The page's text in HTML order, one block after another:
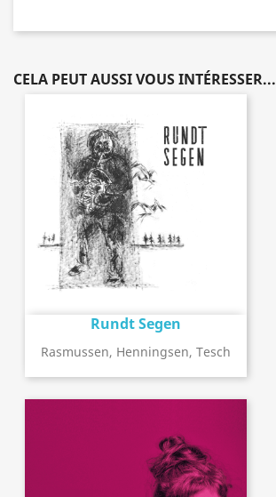
CELA PEUT AUSSI VOUS INTÉRESSER...
Rundt Segen
Rasmussen, Henningsen, Tesch